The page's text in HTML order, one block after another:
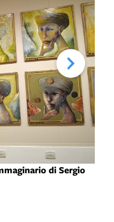
di Sergio